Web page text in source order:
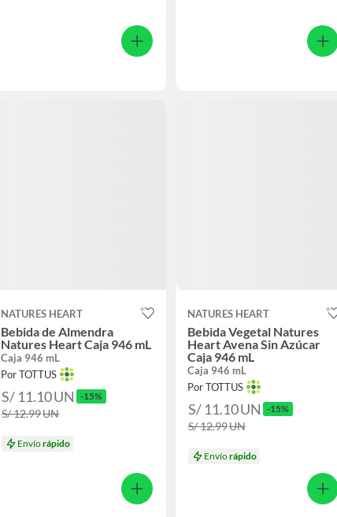
NATURES HEART
Bebida de Almendra
Natures Heart Caja 946 mL
Caja 946 mL
Por TOTTUS
S/ 11.10UN -15%
S/ 12.99UN
Envíorápido
NATURES HEART
Bebida Vegetal Natures
Heart Avena Sin Azúcar
Caja 946 mL
Caja 946 mL
Por TOTTUS
S/ 11.10UN -15%
S/ 12.99UN
Envíorápido